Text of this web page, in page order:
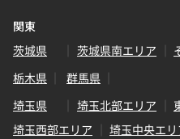
関東
茨城県
茨城県南エリア
栃木県
群馬県
埼玉県
埼玉北部エリア
埼玉西部エリア
埼玉中央エリ